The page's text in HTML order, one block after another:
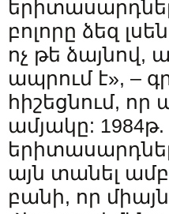
բոլորը ձեզ
ոչ թե ձայնով,
ապրում է», –
հիշեցնում, որ
ամյակը:
այն տանել
բանի, որ